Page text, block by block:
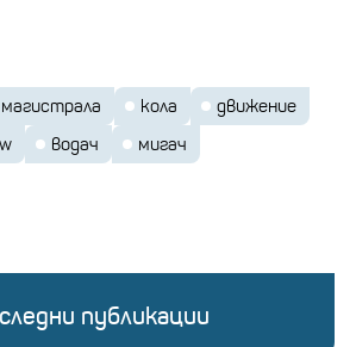
магистрала кола
движение
водач мигач
публикации